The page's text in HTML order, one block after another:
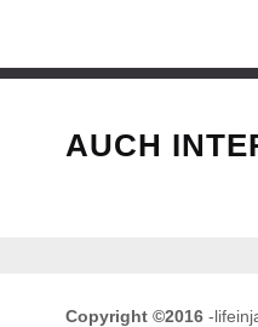
AUCH
Copyright ©2016 -